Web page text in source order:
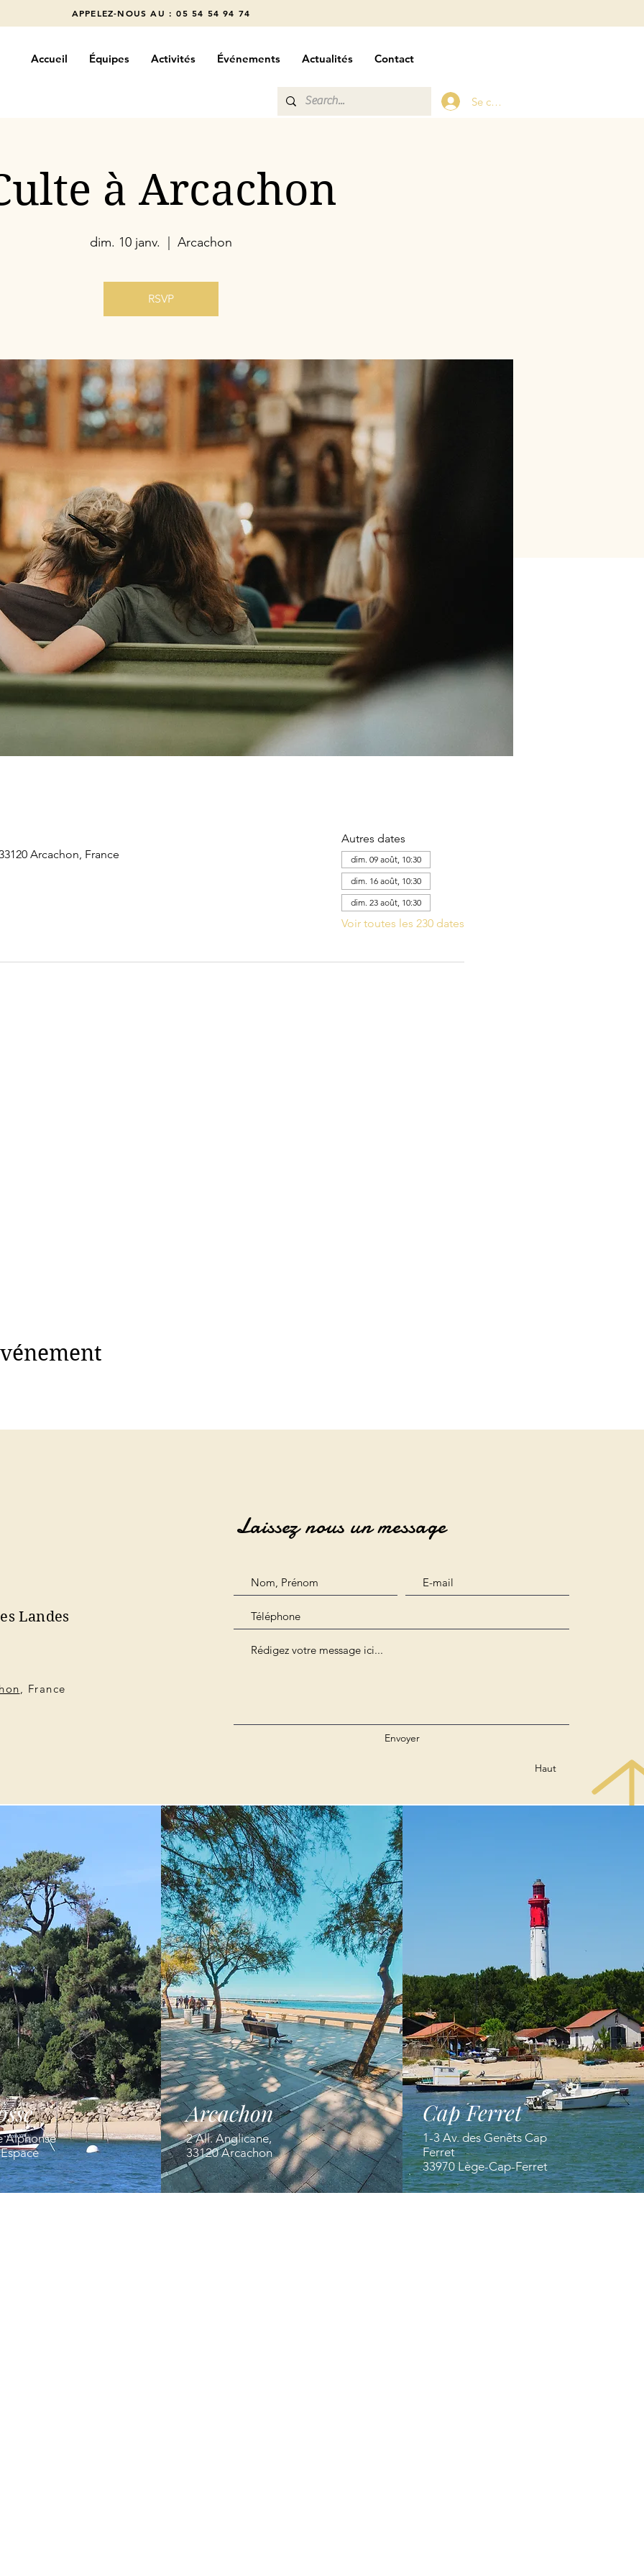
APPELEZ-NOUS AU : 05 54 54 94 74
Accueil Équipes Activités Événements Actualités Contact
Se connecter
à Arcachon
dim. 10 janv. Arcachon
RSVP
Arcachon, France
Autres dates
dim. 09 août, 10:30
dim. 16 août, 10:30
dim. 23 août, 10:30
Voir toutes les 230 dates
Landes
, France
Laissez nous un message
Envoyer
Haut
Alphonse
Arcachon
2 All. Anglicane,
33120 Arcachon
Cap Ferret
1-3 Av. des Genêts Cap
Ferret
33970 Lège-Cap-Ferret